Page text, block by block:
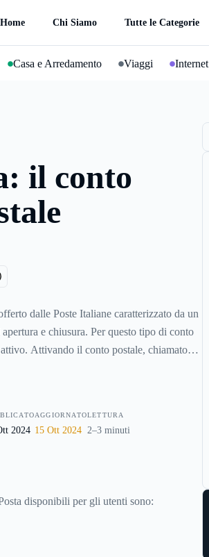
Home Chi Siamo Tutte le Categorie
Casa e Arredamento Viaggi Internet
il conto
dalle Poste Italiane caratterizzato da un
e chiusura. Per questo tipo di conto
Attivando il conto postale, chiamato
e gestibile tramite il web.
2024
AGGIORNATO
15 Ott 2024
LETTURA
2–3 minuti
disponibili per gli utenti sono: